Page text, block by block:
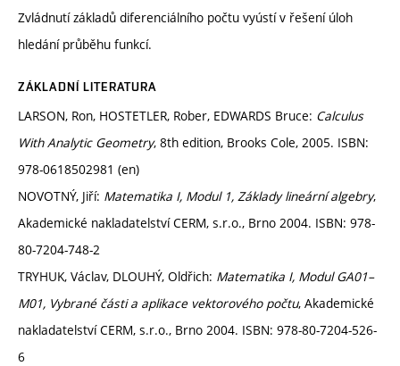
Zvládnutí základů diferenciálního počtu vyústí v řešení úloh
hledání průběhu funkcí.
ZÁKLADNÍ LITERATURA
LARSON, Ron, HOSTETLER, Rober, EDWARDS Bruce: Calculus
With Analytic Geometry, 8th edition, Brooks Cole, 2005. ISBN:
978-0618502981 (en)
NOVOTNÝ, Jiří: Matematika I, Modul 1, Základy lineární algebry,
Akademické nakladatelství CERM, s.r.o., Brno 2004. ISBN: 978-
80-7204-748-2
TRYHUK, Václav, DLOUHÝ, Oldřich: Matematika I, Modul GA01–
M01, Vybrané části a aplikace vektorového počtu, Akademické
nakladatelství CERM, s.r.o., Brno 2004. ISBN: 978-80-7204-526-
6